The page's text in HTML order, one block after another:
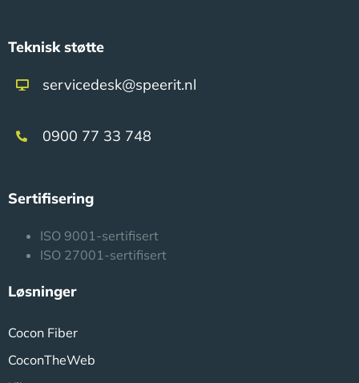
Teknisk støtte
servicedesk@speerit.nl
0900 77 33 748
Sertifisering
ISO 9001-sertifisert
ISO 27001-sertifisert
Løsninger
Cocon Fiber
CoconTheWeb